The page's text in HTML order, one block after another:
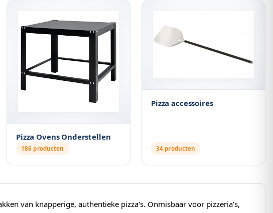
Pizza Ovens Onderstellen
186 producten
Pizza accessoires
34 producten
van knapperige, authentieke pizza's. Onmisbaar voor pizzeria's,